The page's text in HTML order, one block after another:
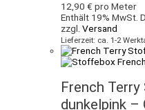
12,90 € pro Meter
Enthält 19% MwSt.
zzgl. Versand
Lieferzeit: ca. 1-2
French
dunkelpink –